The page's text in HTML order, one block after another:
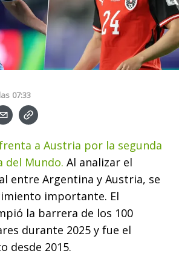
07:33
a Austria por la segunda
del Mundo. Al analizar el
entre Argentina y Austria, se
importante. El
la barrera de los 100
durante 2025 y fue el
desde 2015.